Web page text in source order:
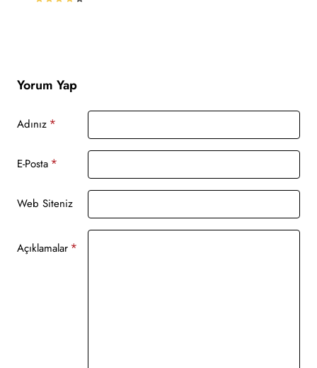
Yorum Yap
Adınız
E-Posta
Web Siteniz
Açıklamalar